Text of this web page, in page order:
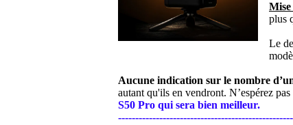
Mise
plus
Le
Aucune indication sur le nombre
autant qu'ils en vendront. N’espérez
S50 Pro qui sera bien meilleur.